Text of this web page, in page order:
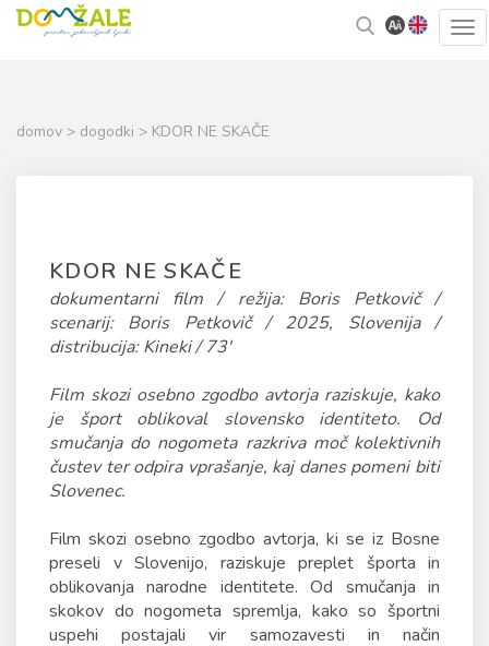
Skoči
na
Kazalo
strani
domov > dogodki > KDOR NE SKAČE
KDOR NE SKAČE
dokumentarni film / režija: Boris Petkovič /
scenarij: Boris Petkovič / 2025, Slovenija /
distribucija: Kineki / 73'
Film skozi osebno zgodbo avtorja raziskuje, kako
je šport oblikoval slovensko identiteto. Od
smučanja do nogometa razkriva moč kolektivnih
čustev ter odpira vprašanje, kaj danes pomeni biti
Slovenec.
Film skozi osebno zgodbo avtorja, ki se iz Bosne
preseli v Slovenijo, raziskuje preplet športa in
oblikovanja narodne identitete. Od smučanja in
skokov do nogometa spremlja, kako so športni
uspehi postajali vir samozavesti in način